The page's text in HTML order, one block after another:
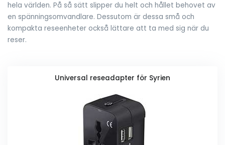
hela världen. På så sätt slipper du helt och hållet behovet av
en spänningsomvandlare. Dessutom är dessa små och
kompakta reseenheter också lättare att ta med sig när du
reser.
Universal reseadapter för Syrien